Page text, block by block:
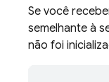
Se você
semelhante à
não foi